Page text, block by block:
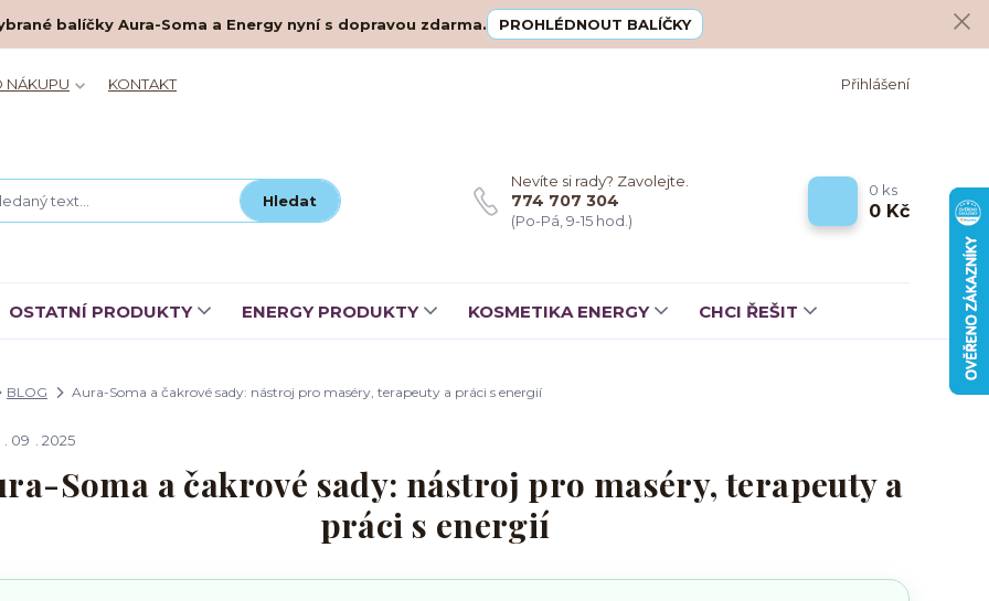
balíčky Aura-Soma a Energy nyní s dopravou zdarma. PROHLÉDNOUT BALÍČKY
NÁKUPU KONTAKT Přihlášení
Hledat
Nevíte si rady? Zavolejte.
774 707 304
(Po-Pá, 9-15 hod.)
0 ks
0 Kč
OSTATNÍ PRODUKTY ENERGY PRODUKTY KOSMETIKA ENERGY CHCI ŘEŠIT
BLOG Aura-Soma a čakrové sady: nástroj pro maséry, terapeuty a práci s energií
09 2025
Soma a čakrové sady: nástroj pro maséry, terapeuty a
práci s energií